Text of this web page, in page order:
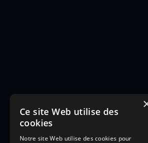
Ce site Web utilise des
cookies
Notre site Web utilise des cookies pour